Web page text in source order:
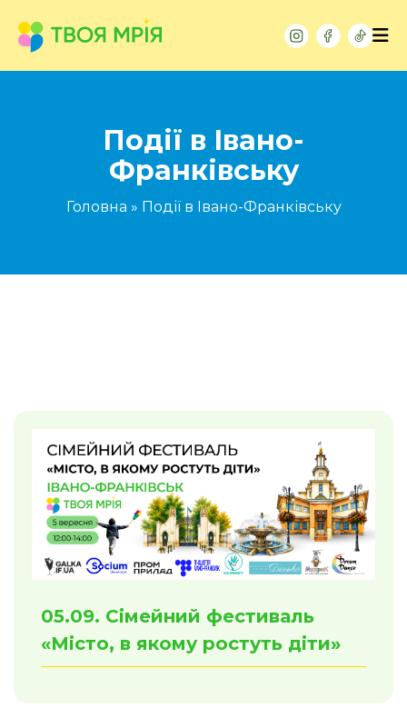
Події в Івано-
Франківську
Головна » Події в Івано-Франківську
05.09. Сімейний фестиваль
«Місто, в якому ростуть діти»